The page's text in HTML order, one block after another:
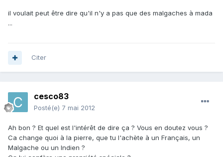
il voulait peut être dire qu'il n'y a pas que des malgaches à mada
...
Citer
cesco83
Posté(e) 7 mai 2012
Ah bon ? Et quel est l'intérêt de dire ça ? Vous en doutez vous ?
Ca change quoi à la pierre, que tu l'achète à un Français, un
Malgache ou un Indien ?